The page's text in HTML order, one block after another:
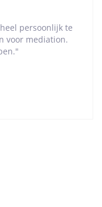
persoonlijk te
voor mediation.